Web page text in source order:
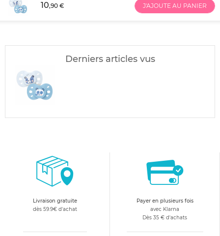
10,90 € J'AJOUTE AU PANIER
Derniers articles vus
Livraison gratuite
dès 59.9€ d'achat
Payer en plusieurs fois
avec Klarna
Dès 35 € d'achats